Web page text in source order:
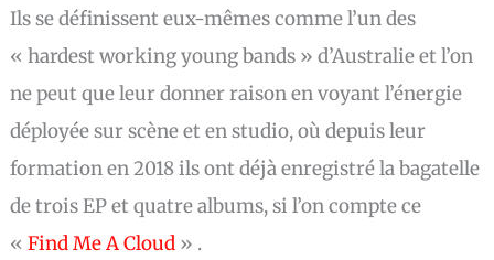
Ils se définissent eux-mêmes comme l’un des
« hardest working young bands » d’Australie et l’on
ne peut que leur donner raison en voyant l’énergie
déployée sur scène et en studio, où depuis leur
formation en 2018 ils ont déjà enregistré la bagatelle
de trois EP et quatre albums, si l’on compte ce
«Find Me A Cloud » .